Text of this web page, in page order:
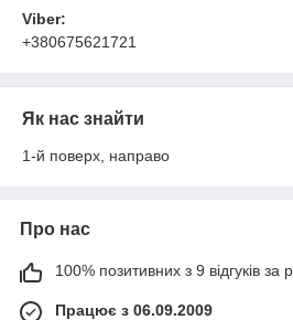
Viber:
+380675621721
Як нас знайти
1-й поверх, направо
Про нас
100% позитивних з 9 відгуків за
Працює з 06.09.2009